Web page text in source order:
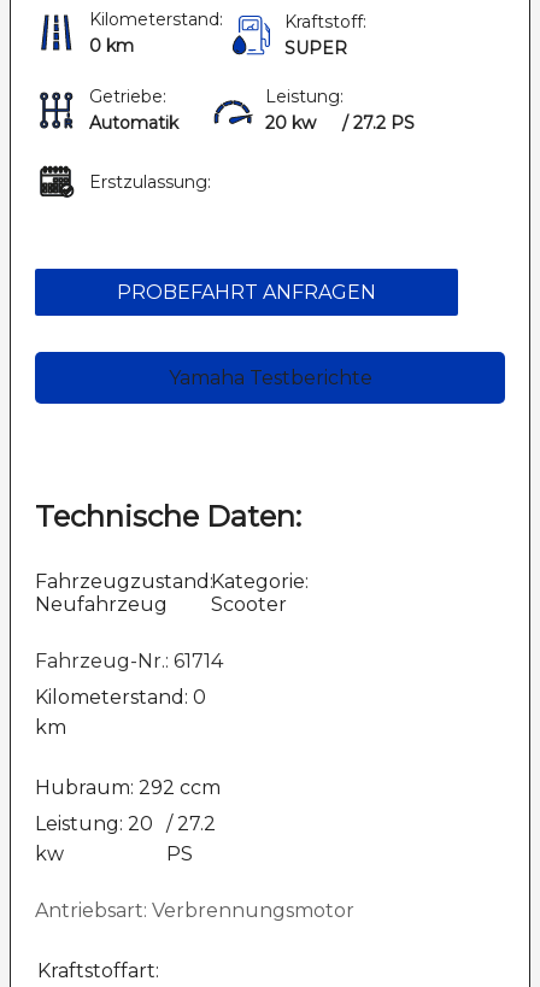
Kilometerstand:
0 km
Kraftstoff:
SUPER
Getriebe:
Automatik
Leistung:
20 kw
/ 27.2 PS
Erstzulassung:
PROBEFAHRT ANFRAGEN
Yamaha Testberichte
Technische Daten:
Fahrzeugzustand:
Neufahrzeug
Kategorie:
Scooter
Fahrzeug-Nr.: 61714
Kilometerstand: 0
km
Hubraum: 292 ccm
Leistung: 20
kw
/ 27.2
PS
Antriebsart: Verbrennungsmotor
Kraftstoffart: